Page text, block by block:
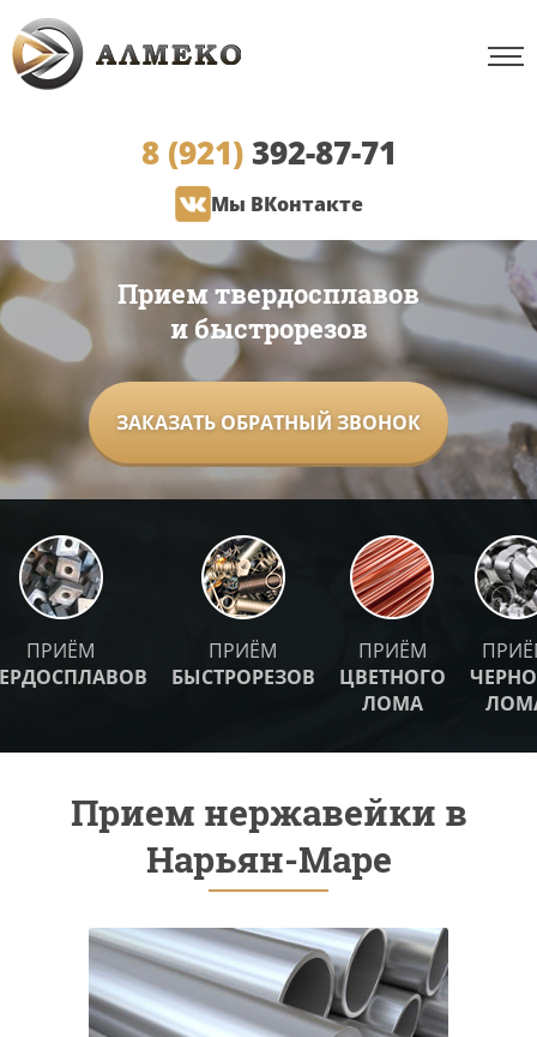
8 (921)392-87-71
Мы ВКонтакте
Прием твердосплавов
и быстрорезов
ЗАКАЗАТЬ ОБРАТНЫЙ ЗВОНОК
ПРИЁМ
ПРИЁМ
БЫСТРОРЕЗОВ
ПРИЁМ
ЦВЕТНОГО
ЛОМА
Прием нержавейки в
Нарьян-Маре